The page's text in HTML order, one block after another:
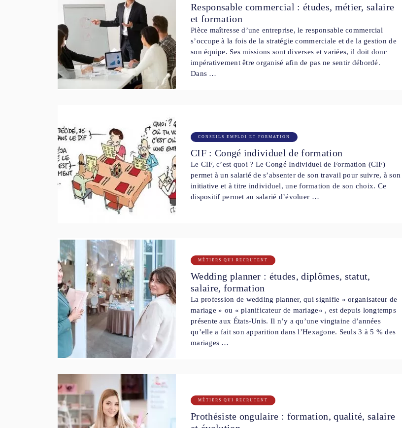
Responsable commercial : études, métier, salaire
et formation
Pièce maîtresse d’une entreprise, le responsable commercial
s’occupe à la fois de la stratégie commerciale et de la gestion de
son équipe. Ses missions sont diverses et variées, il doit donc
impérativement être organisé afin de pas ne sentir débordé.
Dans …
CONSEILS EMPLOI ET FORMATION
CIF : Congé individuel de formation
Le CIF, c’est quoi ? Le Congé Individuel de Formation (CIF)
permet à un salarié de s’absenter de son travail pour suivre, à son
initiative et à titre individuel, une formation de son choix. Ce
dispositif permet au salarié d’évoluer …
MÉTIERS QUI RECRUTENT
Wedding planner : études, diplômes, statut,
salaire, formation
La profession de wedding planner, qui signifie « organisateur de
mariage » ou « planificateur de mariage« , est depuis longtemps
présente aux États-Unis. Il n’y a qu’une vingtaine d’années
qu’elle a fait son apparition dans l’Hexagone. Seuls 3 à 5 % des
mariages …
MÉTIERS QUI RECRUTENT
Prothésiste ongulaire : formation, qualité, salaire